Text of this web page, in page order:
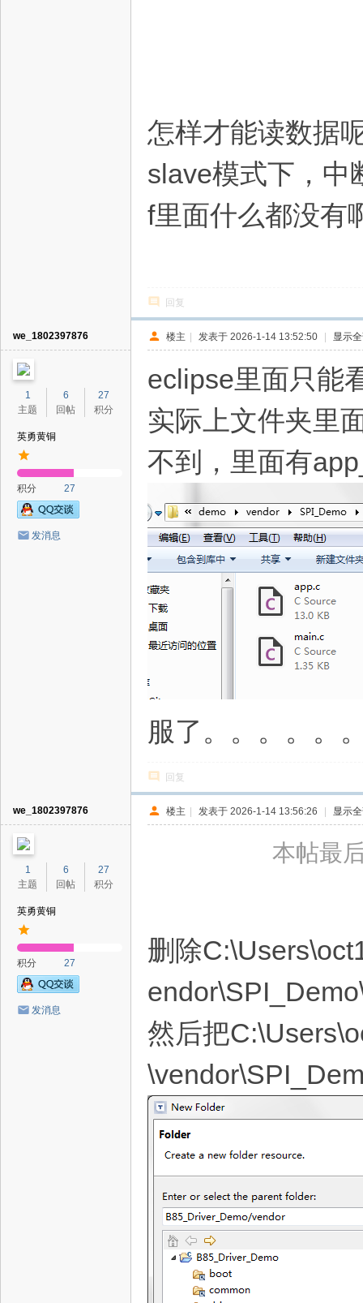
怎样才能读数据
slave模式下，中
f里面什么都没有
回复
we_1802397876
1
主题
6
回帖
27
积分
英勇黄铜
积分 27
发消息
楼主 | 发表于 2026-1-14 13:52:50 | 显示
eclipse里面只能
实际上文件夹里
不到，里面有
服了。。。。。
回复
we_1802397876
1
主题
6
回帖
27
积分
英勇黄铜
积分 27
发消息
楼主 | 发表于 2026-1-14 13:56:26 | 显示
本帖最
删除
然后把